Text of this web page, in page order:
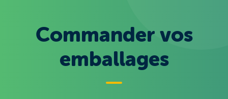
Commander vos
emballages